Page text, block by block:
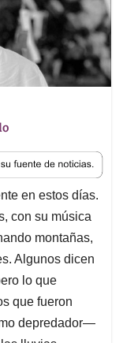
en estos días.
con su música
montañas,
Algunos dicen
lo que
que fueron
depredador—